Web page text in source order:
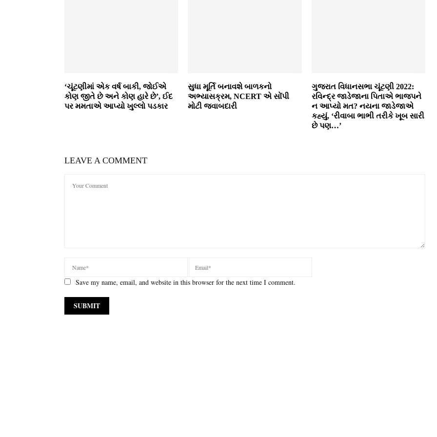
‘ચૂંટણીમાં એક વર્ષ બાકી, જોઈએ
કોણ જીતે છે અને કોણ હારે છે’, ઈદ
પર મમતાએ આપ્યો ખુલ્લો પડકાર
સુધા મૂર્તિ બનાવશે બાળકનો
અભ્યાસક્રમ, NCERT એ સોંપી
મોટી જવાબદારી
ગુજરાત વિધાનસભા ચૂંટણી 2022:
રવિન્દ્ર જાડેજાના પિતાએ ભાજપને
ન આપ્યો મત? નયના જાડેજાએ
કહ્યું, ‘રીવાબા ભાભી તરીકે ખૂબ સારી
છે પણ…’
LEAVE A COMMENT
Save my name, email, and website in this browser for the next time I comment.